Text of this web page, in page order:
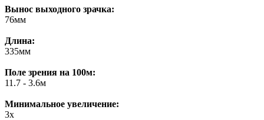
Вынос выходного зрачка:
76мм
Длина:
335мм
Поле зрения на 100м:
11.7 - 3.6м
Минимальное увеличение:
3x